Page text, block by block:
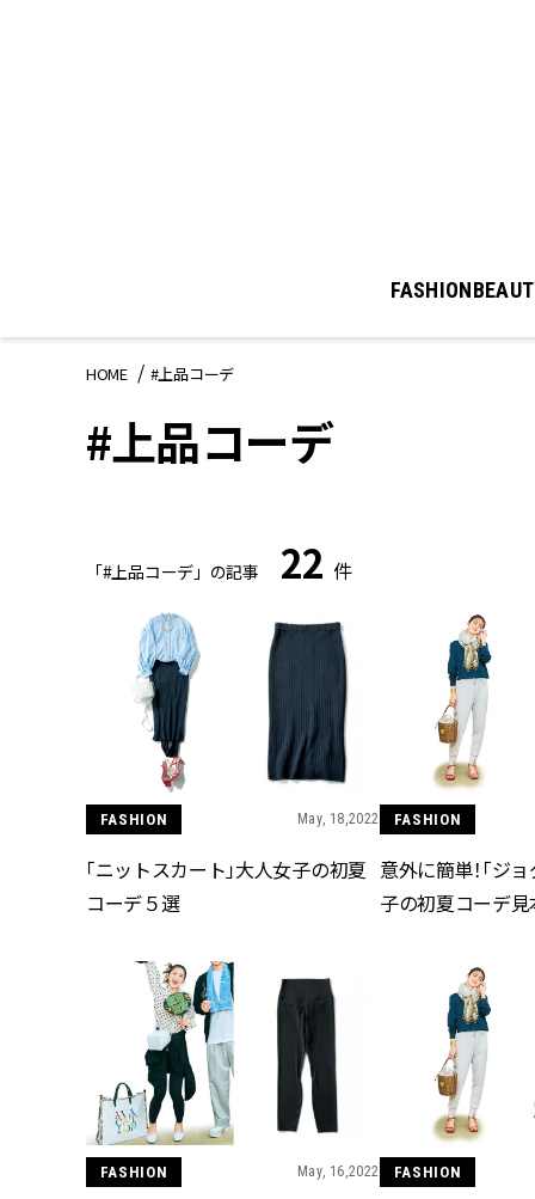
FASHION
HOME #上品コーデ
#上品コーデ
「#上品コーデ」の記事 22 件
FASHION May, 18,2022
「ニットスカート」大人女子の初夏
コーデ５選
FASHION
意外に簡単！「ジ
子の初夏コーデ
FASHION May, 16,2022 FASHION